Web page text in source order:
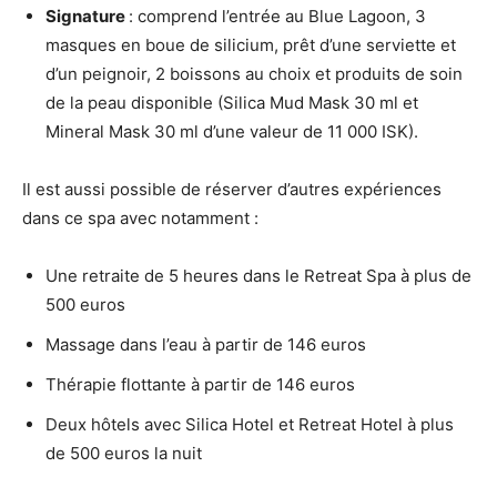
Signature : comprend l’entrée au Blue Lagoon, 3
masques en boue de silicium, prêt d’une serviette et
d’un peignoir, 2 boissons au choix et produits de soin
de la peau disponible (Silica Mud Mask 30 ml et
Mineral Mask 30 ml d’une valeur de 11 000 ISK).
Il est aussi possible de réserver d’autres expériences
dans ce spa avec notamment :
Une retraite de 5 heures dans le Retreat Spa à plus de
500 euros
Massage dans l’eau à partir de 146 euros
Thérapie flottante à partir de 146 euros
Deux hôtels avec Silica Hotel et Retreat Hotel à plus
de 500 euros la nuit